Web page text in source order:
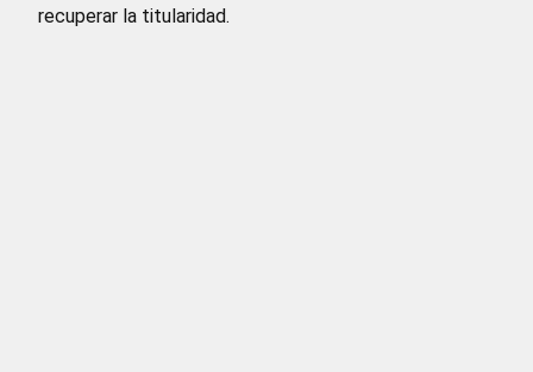
recuperar la titularidad.